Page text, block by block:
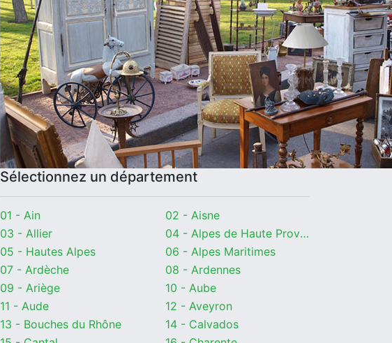
Sélectionnez un département
01 - Ain
02 - Aisne
03 - Allier
04 - Alpes de Haute Provence
05 - Hautes Alpes
06 - Alpes Maritimes
07 - Ardèche
08 - Ardennes
09 - Ariège
10 - Aube
11 - Aude
12 - Aveyron
13 - Bouches du Rhône
14 - Calvados